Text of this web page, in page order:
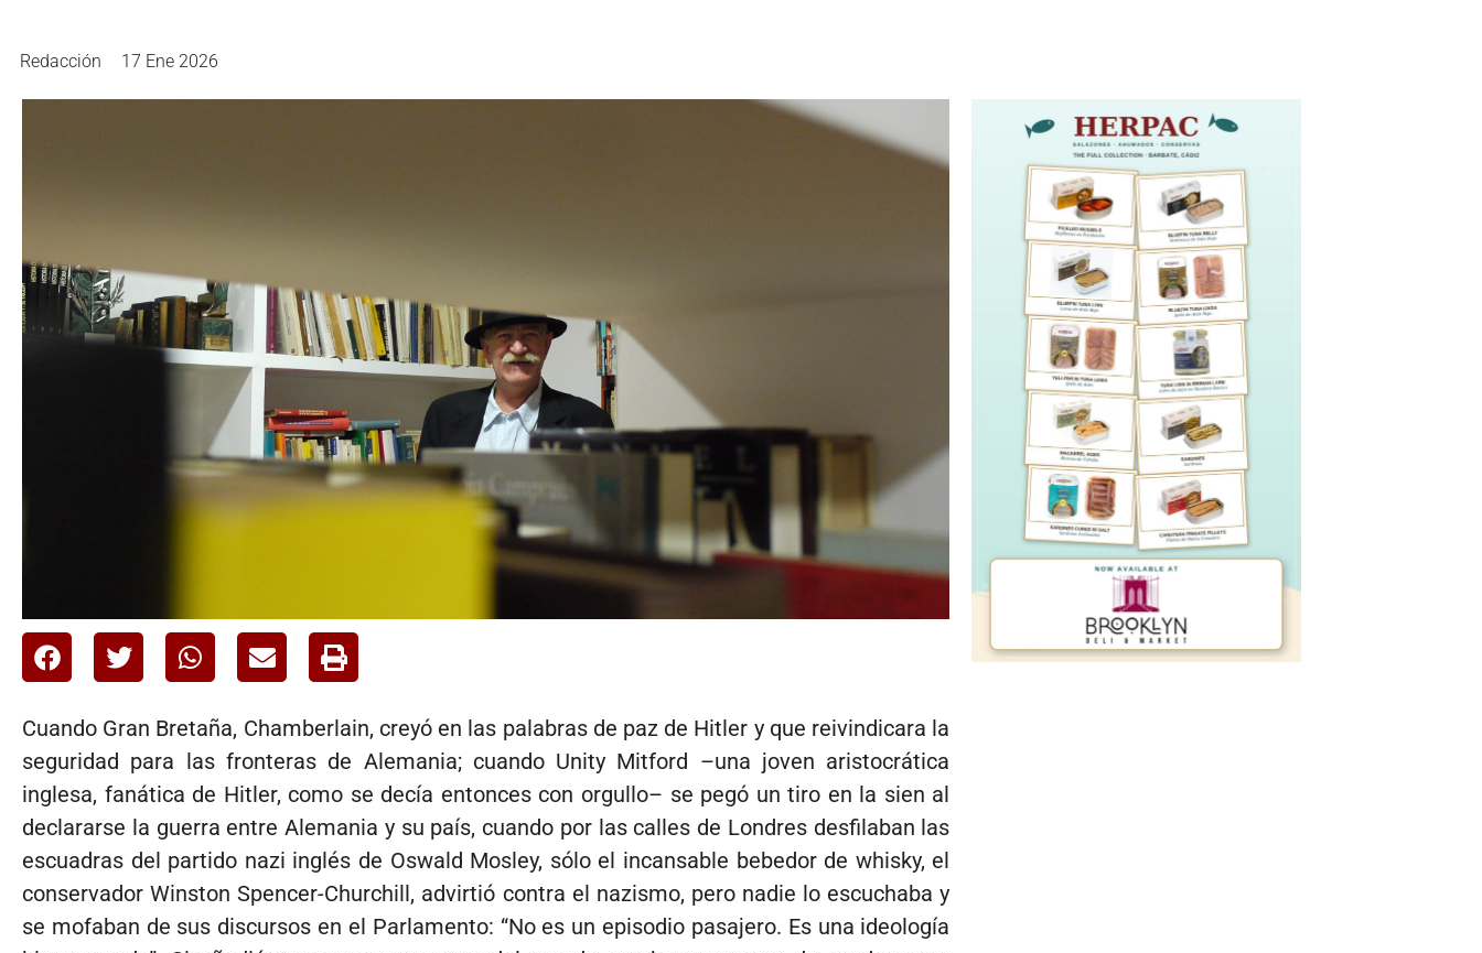
Redacción 17 Ene 2026
Cuando Gran Bretaña, Chamberlain, creyó en las palabras de paz de Hitler y que reivindicara la
seguridad para las fronteras de Alemania; cuando Unity Mitford –una joven aristocrática
inglesa, fanática de Hitler, como se decía entonces con orgullo– se pegó un tiro en la sien al
declararse la guerra entre Alemania y su país, cuando por las calles de Londres desfilaban las
escuadras del partido nazi inglés de Oswald Mosley, sólo el incansable bebedor de whisky, el
conservador Winston Spencer-Churchill, advirtió contra el nazismo, pero nadie lo escuchaba y
se mofaban de sus discursos en el Parlamento: “No es un episodio pasajero. Es una ideología